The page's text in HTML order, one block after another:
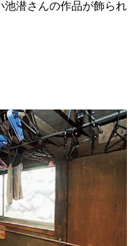
潜さんの作品が飾られ